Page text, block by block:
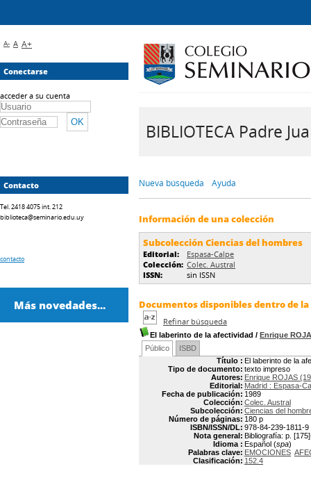
BIBLIOTECA Padre
Nueva búsqueda Ayuda
Información de una colección
Subcolección Ciencias del hombres
Editorial:
Espasa-Calpe
Colección: Colec. Austral
ISSN:
sin ISSN
Documentos disponibles dentro de
Refinar búsqueda
El laberinto de la afectividad / Enrique
Público
ISBD
Título : El laberinto de la
Tipo de documento: texto impreso
Autores: Enrique ROJAS
Editorial: Madrid : Espasa-
Fecha de publicación: 1989
Colección: Colec. Austral
Subcolección: Ciencias del
Número de páginas: 180 p
ISBN/ISSN/DL: 978-84-239-1811-9
Nota general: Bibliografía: p.
Idioma : Español (spa)
Palabras clave: EMOCIONES
Clasificación: 152.4
A- A A+
Conectarse
acceder a su cuenta
Contacto
Tel. 2418 4075 int. 212
biblioteca@seminario.edu.uy
contacto
Más novedades...